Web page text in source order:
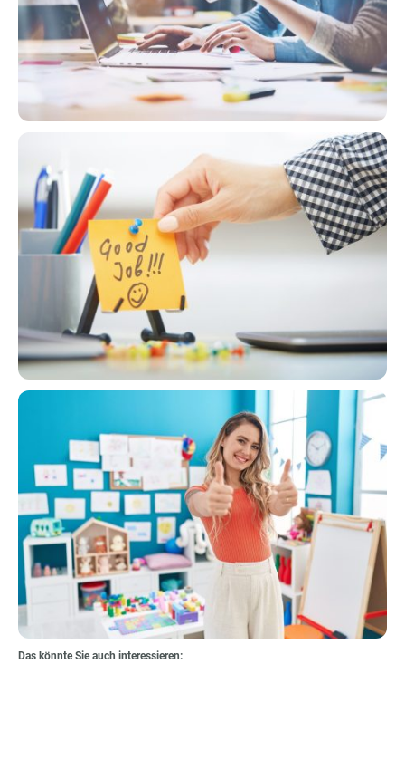
Das könnte Sie auch interessieren: